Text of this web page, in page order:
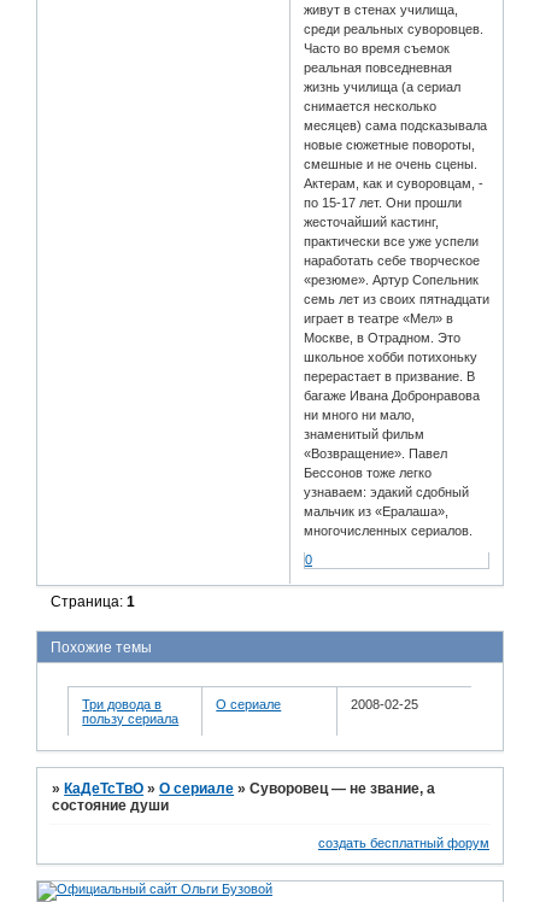
живут в стенах училища,
среди реальных суворовцев.
Часто во время съемок
реальная повседневная
жизнь училища (а сериал
снимается несколько
месяцев) сама подсказывала
новые сюжетные повороты,
смешные и не очень сцены.
Актерам, как и суворовцам, -
по 15-17 лет. Они прошли
жесточайший кастинг,
практически все уже успели
наработать себе творческое
«резюме». Артур Сопельник
семь лет из своих пятнадцати
играет в театре «Мел» в
Москве, в Отрадном. Это
школьное хобби потихоньку
перерастает в призвание. В
багаже Ивана Добронравова
ни много ни мало,
знаменитый фильм
«Возвращение». Павел
Бессонов тоже легко
узнаваем: эдакий сдобный
мальчик из «Ералаша»,
многочисленных сериалов.
0
Страница:1
Похожие темы
Три довода в
пользу сериала
О сериале 2008-02-25
» КаДеТсТвО »О сериале »Суворовец — не звание, а
состояние души
создать бесплатный форум